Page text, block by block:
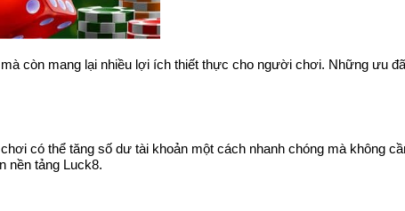
còn mang lại nhiều lợi ích thiết thực cho người chơi. Những ưu
có thể tăng số dư tài khoản một cách nhanh chóng mà không
nền tảng Luck8.